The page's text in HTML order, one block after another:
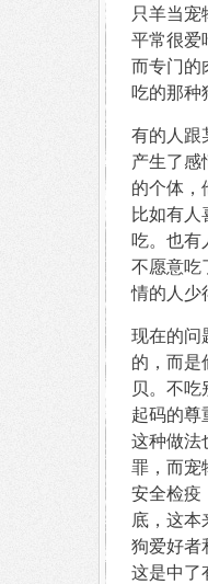
只羊当
平常很爱
而专门的
吃的那种
有的人跟
产生了感
的个体，
比如有人
吃。也有
不愿意吃
情的人少
现在的问
的，而是
贝。不
起码的尊
这种做法
罪，而宠
安全检疫
底，这
狗爱好者
这是中了